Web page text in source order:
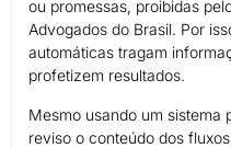
ou promessas, proibidas
Advogados do Brasil. Por
automáticas tragam
profetizem resultados.
Mesmo usando um sistema
reviso o conteúdo dos